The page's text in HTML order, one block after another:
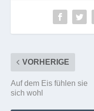
VORHERIGE
Auf dem Eis fühlen sie
sich wohl